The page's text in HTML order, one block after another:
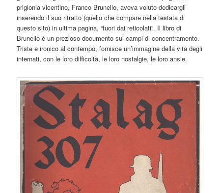
prigionia vicentino, Franco Brunello, aveva voluto dedicargli
inserendo il suo ritratto (quello che compare nella testata di
questo sito) in ultima pagina, “fuori dai reticolati”. Il libro di
Brunello è un prezioso documento sui campi di concentramento.
Triste e ironico al contempo, fornisce un’immagine della vita degli
internati, con le loro difficoltà, le loro nostalgie, le loro ansie.